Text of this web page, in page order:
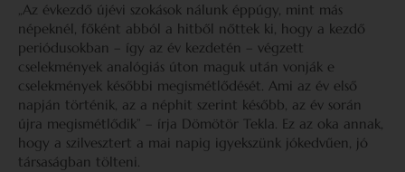
„Az évkezdő újévi szokások nálunk éppúgy, mint más
népeknél, főként abból a hitből nőttek ki, hogy a kezdő
periódusokban – így az év kezdetén – végzett
cselekmények analógiás úton maguk után vonják e
cselekmények későbbi megismétlődését. Ami az év első
napján történik, az a néphit szerint később, az év során
újra megismétlődik” – írja Dömötör Tekla. Ez az oka annak,
hogy a szilvesztert a mai napig igyekszünk jókedvűen, jó
társaságban tölteni.